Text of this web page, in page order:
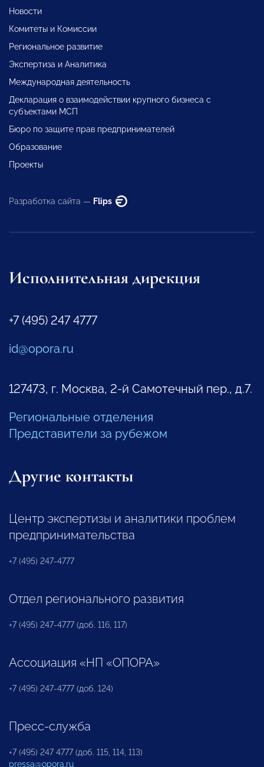
Новости
Комитеты и Комиссии
Региональное развитие
Экспертиза и Аналитика
Международная деятельность
Декларация о взаимодействии крупного бизнеса с
субъектами МСП
Бюро по защите прав предпринимателей
Образование
Проекты
Разработка сайта — Flips
Исполнительная дирекция
+7 (495) 247 4777
id@opora.ru
127473, г. Москва, 2-й Самотечный пер., д.7.
Региональные отделения
Представители за рубежом
Другие контакты
Центр экспертизы и аналитики проблем
предпринимательства
+7 (495) 247-4777
Отдел регионального развития
+7 (495) 247-4777 (доб. 116, 117)
Ассоциация «НП «ОПОРА»
+7 (495) 247-4777 (доб. 124)
Пресс-служба
+7 (495) 247 4777 (доб. 115, 114, 113)
pressa@opora.ru